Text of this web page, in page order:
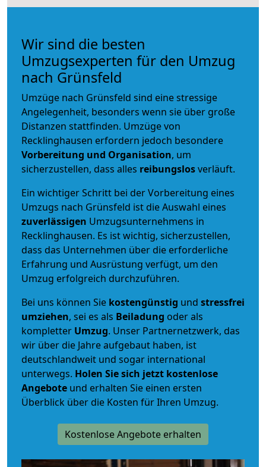
Wir sind die besten
Umzugsexperten für den Umzug
nach Grünsfeld
Umzüge nach Grünsfeld sind eine stressige
Angelegenheit, besonders wenn sie über große
Distanzen stattfinden. Umzüge von
Recklinghausen erfordern jedoch besondere
Vorbereitung und Organisation, um
sicherzustellen, dass alles reibungslosverläuft.
Ein wichtiger Schritt bei der Vorbereitung eines
Umzugs nach Grünsfeld ist die Auswahl eines
zuverlässigen Umzugsunternehmens in
Recklinghausen. Es ist wichtig, sicherzustellen,
dass das Unternehmen über die erforderliche
Erfahrung und Ausrüstung verfügt, um den
Umzug erfolgreich durchzuführen.
Bei uns können Sie kostengünstig und stressfrei
umziehen, sei es als Beiladung oder als
kompletter Umzug. Unser Partnernetzwerk, das
wir über die Jahre aufgebaut haben, ist
deutschlandweit und sogar international
unterwegs. Holen Sie sich jetzt kostenlose
Angebote und erhalten Sie einen ersten
Überblick über die Kosten für Ihren Umzug.
Kostenlose Angebote erhalten